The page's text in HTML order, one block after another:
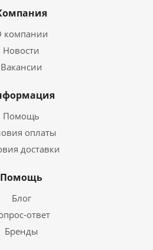
компании
Новости
Вакансии
Помощь
оплаты
доставки
Помощь
Блог
ответ
Бренды